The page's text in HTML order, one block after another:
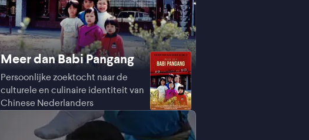
Meer dan Babi Pangang
Persoonlijke zoektocht naar de
culturele en culinaire identiteit van
Chinese Nederlanders